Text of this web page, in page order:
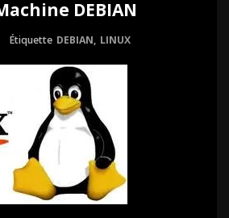
DEBIAN
Étiquette DEBIAN, LINUX